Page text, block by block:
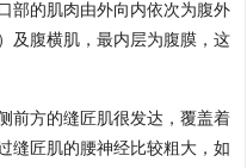
部的肌肉由外向内依次为腹外
及腹横肌，最内层为腹膜，这
前方的缝匠肌很发达，覆盖着
缝匠肌的腰神经比较粗大，如